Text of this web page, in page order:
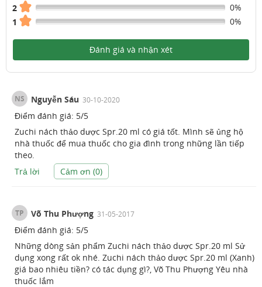
2
0%
1
0%
Đánh giá và nhận xét
NS Nguyễn Sáu 30-10-2020
Điểm đánh giá: 5/5
Zuchi nách thảo dược Spr.20 ml có giá tốt. Mình sẽ ủng hộ
nhà thuốc để mua thuốc cho gia đình trong những lần tiếp
theo.
Trả lời
Cảm ơn (0)
TP Võ Thu Phượng 31-05-2017
Điểm đánh giá: 5/5
Những dòng sản phẩm Zuchi nách thảo dược Spr.20 ml Sử
dụng xong rất ok nhé. Zuchi nách thảo dược Spr.20 ml (Xanh)
giá bao nhiêu tiền? có tác dụng gì?, Võ Thu Phượng Yêu nhà
thuốc lắm